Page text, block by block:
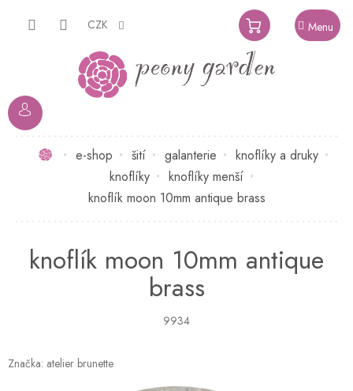
CZK
NÁKUPNÍ
KOŠÍK
Domůe-shop šití galanterie
knoflíky a druky
knoflíky
knoflíky menší
knoflík moon 10mm antique brass
knoflík moon 10mm antique
brass
9934
Značka: atelier brunette